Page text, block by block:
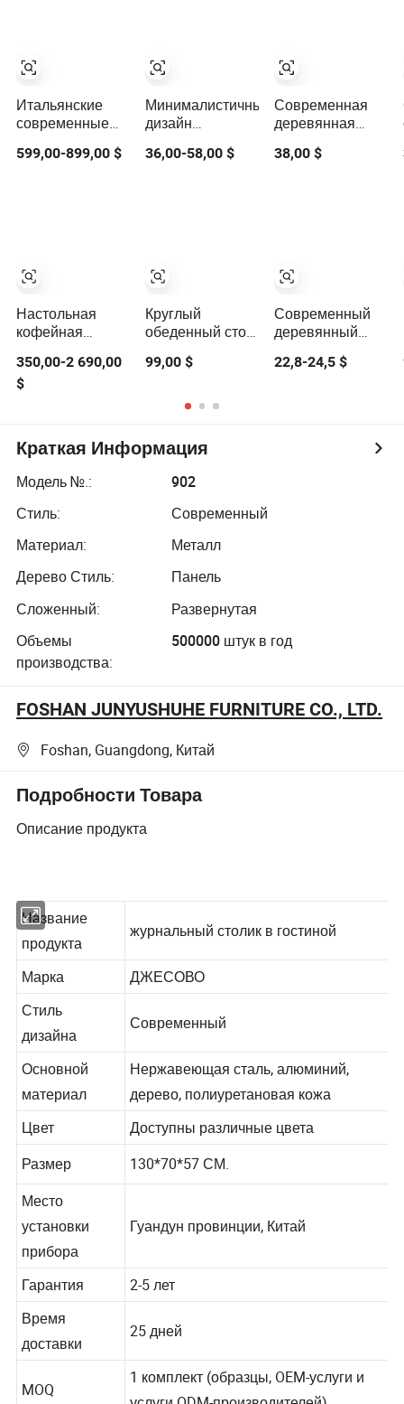
Итальянские
современные
Круглые
столик
599,00-899,00 $
Настольная
кофейная
мрамора и
травертина по
заказу по
фабричной
цене, боковой
стол,
консольный
стол/конечный
домов,
ресторанов,
гостиных,
каменная
мебель
350,00-2 690,00
$
Минималистичный
дизайн
современная
набор
столешниц
36,00-58,00 $
Круглый
обеденный стол
стульев, стол из
камня для
столовой и
кофейный
столик, мебель с
металлическим
столешницей
99,00 $
Современная
деревянная
гостиной,
38,00 $
Современный
деревянный
кофейный
для гостиной
22,8-24,5 $
Краткая Информация
Модель №.:
902
Стиль:
Современный
Материал:
Металл
Дерево Стиль:
Панель
Сложенный:
Развернутая
Объемы
производства:
500000 штук в год
FOSHAN JUNYUSHUHE FURNITURE CO., LTD.
Foshan, Guangdong, Китай
Подробности Товара
Описание продукта
Название
продукта
Марка ДЖЕСОВО
Стиль
дизайна
Основной
материал
Нержавеющая сталь, алюминий,
дерево, полиуретановая кожа
Цвет
Доступны различные цвета
Размер
130*70*57 СМ.
Место
установки
прибора
Гарантия
2-5 лет
Время
доставки
25 дней